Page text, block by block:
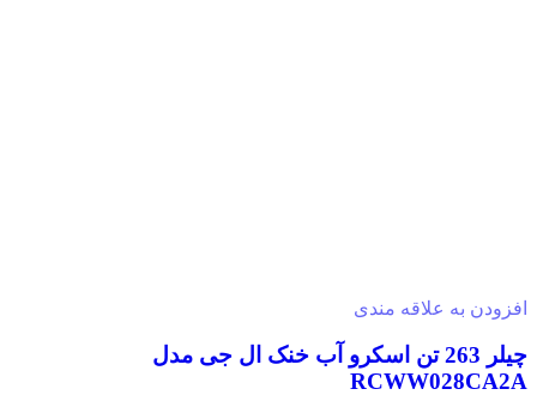
افزودن به علاقه مندی
چیلر 263 تن اسکرو آب خنک ال جی مدل
RCWW028CA2A